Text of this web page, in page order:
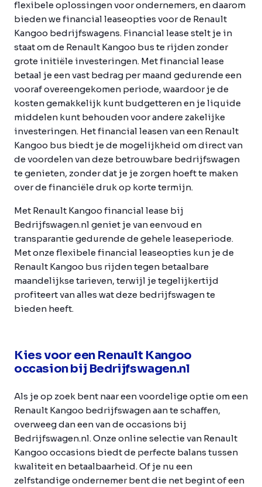
flexibele oplossingen voor ondernemers, en daarom
bieden we financial leaseopties voor de Renault
Kangoo bedrijfswagens. Financial lease stelt je in
staat om de Renault Kangoo bus te rijden zonder
grote initiële investeringen. Met financial lease
betaal je een vast bedrag per maand gedurende een
vooraf overeengekomen periode, waardoor je de
kosten gemakkelijk kunt budgetteren en je liquide
middelen kunt behouden voor andere zakelijke
investeringen. Het financial leasen van een Renault
Kangoo bus biedt je de mogelijkheid om direct van
de voordelen van deze betrouwbare bedrijfswagen
te genieten, zonder dat je je zorgen hoeft te maken
over de financiële druk op korte termijn.
Met Renault Kangoo financial lease bij
Bedrijfswagen.nl geniet je van eenvoud en
transparantie gedurende de gehele leaseperiode.
Met onze flexibele financial leaseopties kun je de
Renault Kangoo bus rijden tegen betaalbare
maandelijkse tarieven, terwijl je tegelijkertijd
profiteert van alles wat deze bedrijfswagen te
bieden heeft.
Kies voor een Renault Kangoo
occasion bij Bedrijfswagen.nl
Als je op zoek bent naar een voordelige optie om een
Renault Kangoo bedrijfswagen aan te schaffen,
overweeg dan een van de occasions bij
Bedrijfswagen.nl. Onze online selectie van Renault
Kangoo occasions biedt de perfecte balans tussen
kwaliteit en betaalbaarheid. Of je nu een
zelfstandige ondernemer bent die net begint of een